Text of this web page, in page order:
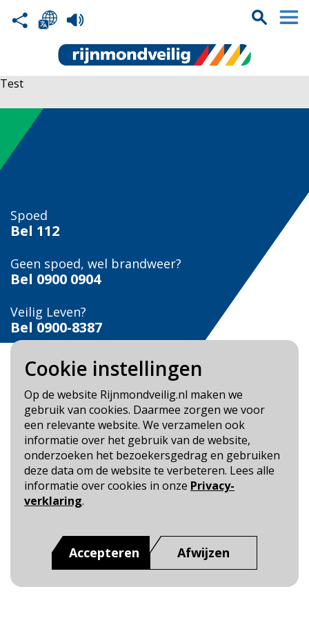
Cookie instellingen
Op de website Rijnmondveilig.nl maken we
gebruik van cookies. Daarmee zorgen we voor
een relevante website. We verzamelen ook
informatie over het gebruik van de website,
onderzoeken het bezoekersgedrag en gebruiken
deze data om de website te verbeteren. Lees alle
informatie over cookies in onze Privacy-
verklaring.
Accepteren Afwijzen
Test
Spoed
Bel 112
Geen spoed, wel brandweer?
Bel 0900 0904
Veilig Leven?
Bel 0900-8387
Blijf op de hoogte
Cookie- en Privacybeleid
Toegankelijkheid
Dit is een website van